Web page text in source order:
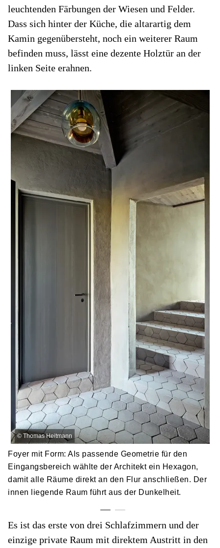
leuchtenden Färbungen der Wiesen und Felder.
Dass sich hinter der Küche, die altarartig dem
Kamin gegenübersteht, noch ein weiterer Raum
befinden muss, lässt eine dezente Holztür an der
linken Seite erahnen.
© Thomas Heitmann
Foyer mit Form: Als passende Geometrie für den
Eingangsbereich wählte der Architekt ein Hexagon,
damit alle Räume direkt an den Flur anschließen. Der
innen liegende Raum führt aus der Dunkelheit.
Es ist das erste von drei Schlafzimmern und der
einzige private Raum mit direktem Austritt in den